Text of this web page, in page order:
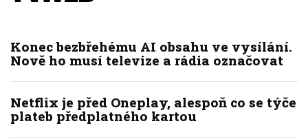
Konec bezbřehému AI obsahu ve vysílání.
Nově ho musí televize a rádia označovat
Netflix je před Oneplay, alespoň co se týče
plateb předplatného kartou